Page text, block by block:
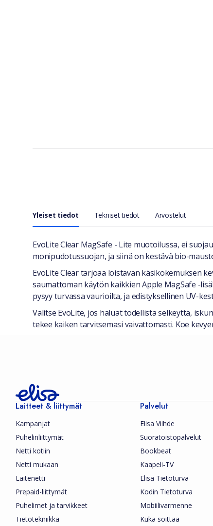
Yleiset tiedot Tekniset tiedot Arvostelut
Yleiset tiedot
EvoLite Clear MagSafe - Lite muotoilussa, ei
monipudotussuojan, ja siinä on kestävä bio-
EvoLite Clear tarjoaa loistavan käsikokemuksen
saumattoman käytön kaikkien Apple MagSafe -
pysyy turvassa vaurioilta, ja edistyksellinen UV-
Valitse EvoLite, jos haluat todellista selkeyttä,
tekee kaiken tarvitsemasi vaivattomasti. Koe
Laitteet & liittymät
Kampanjat
Puhelinliittymät
Netti kotiin
Netti mukaan
Laitenetti
Prepaid-liittymät
Puhelimet ja tarvikkeet
Tietotekniikka
Palvelut
Elisa Viihde
Suoratoistopalvelut
Bookbeat
Kaapeli-TV
Elisa Tietoturva
Kodin Tietoturva
Mobiilivarmenne
Kuka soittaa